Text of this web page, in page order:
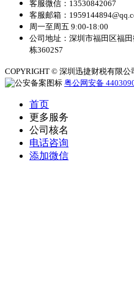
客服微信：13530842067
客服邮箱：
周一至周五 9:00-18:00
公司地址：深圳市福田区福
栋3602S7
COPYRIGHT © 深圳迅捷财税有限公
粤公网安备
首页
更多服务
公司核名
电话咨询
添加微信